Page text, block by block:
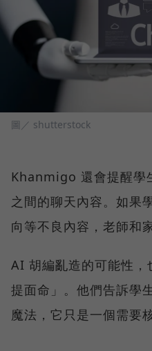
圖／ shutterstock
Khanmigo 還會提醒學
之間的聊天內容。如果
向等不良內容，老師和
AI 胡編亂造的可能性，
提面命」。他們告訴學
魔法，它只是一個需要